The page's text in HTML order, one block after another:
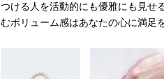
つける人を活動的にも優雅にも見せ
むボリューム感はあなたの心に満足